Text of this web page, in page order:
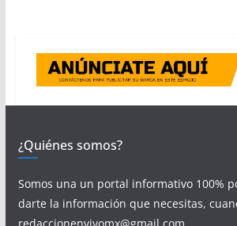
¿Quiénes somos?
Somos una un portal informativo 100%
darte la información que necesitas,